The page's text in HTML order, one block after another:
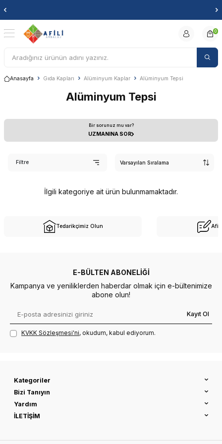
Markanıza özel baskılı
0
Anasayfa Gıda Kapları Alüminyum Kaplar Alüminyum Tepsi
Alüminyum Tepsi
Bir sorunuz mu var?
UZMANINA SOR
Filtre
İlgili kategoriye ait ürün bulunmamaktadır.
Tedarikçimiz Olun
E-BÜLTEN ABONELIĞI
Kampanya ve yeniliklerden haberdar olmak için e-bültenimize
abone olun!
Kayıt Ol
KVKK Sözleşmesi'ni, okudum, kabul ediyorum.
Kategoriler
Bizi Tanıyın
Yardım
İLETİŞİM